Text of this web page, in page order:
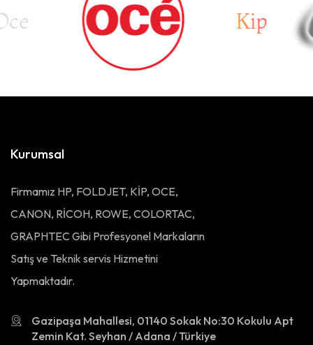
Kip
Kurumsal
Firmamız HP, FOLDJET, KİP, OCE,
CANON, RİCOH, ROWE, COLORTAC,
GRAPHTEC Gibi Profesyonel Markaların
Satış ve Teknik servis Hizmetini
Yapmaktadır.
Gazipaşa Mahallesi, 01140 Sokak No:30 Kokulu Apt
Zemin Kat. Seyhan / Adana / Türkiye